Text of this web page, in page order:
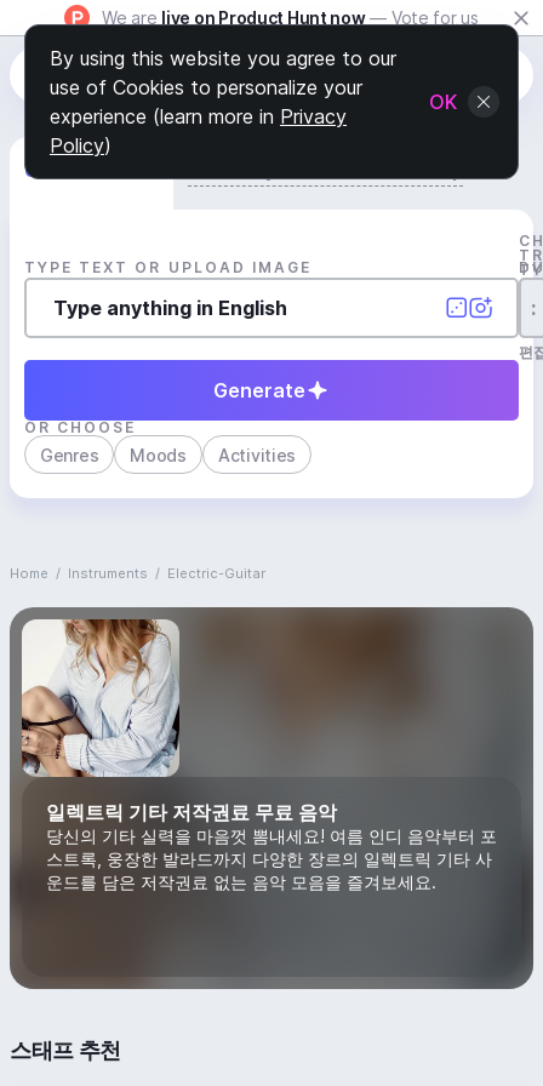
We are live on Product Hunt now — Vote for us
Generate Track
TYPE TEXT OR UPLOAD IMAGE
:
편
Generate
OR CHOOSE
Genres Moods Activities
Home / Instruments / Electric-Guitar
일렉트릭 기타 저작권료 무료 음악
당신의 기타 실력을 마음껏 뽐내세요! 여름 인디 음악부터 포
스트록, 웅장한 발라드까지 다양한 장르의 일렉트릭 기타 사
운드를 담은 저작권료 없는 음악 모음을 즐겨보세요.
스태프 추천
By using this website you agree to our
use of Cookies to personalize your
experience (learn more in Privacy
Policy)
OK